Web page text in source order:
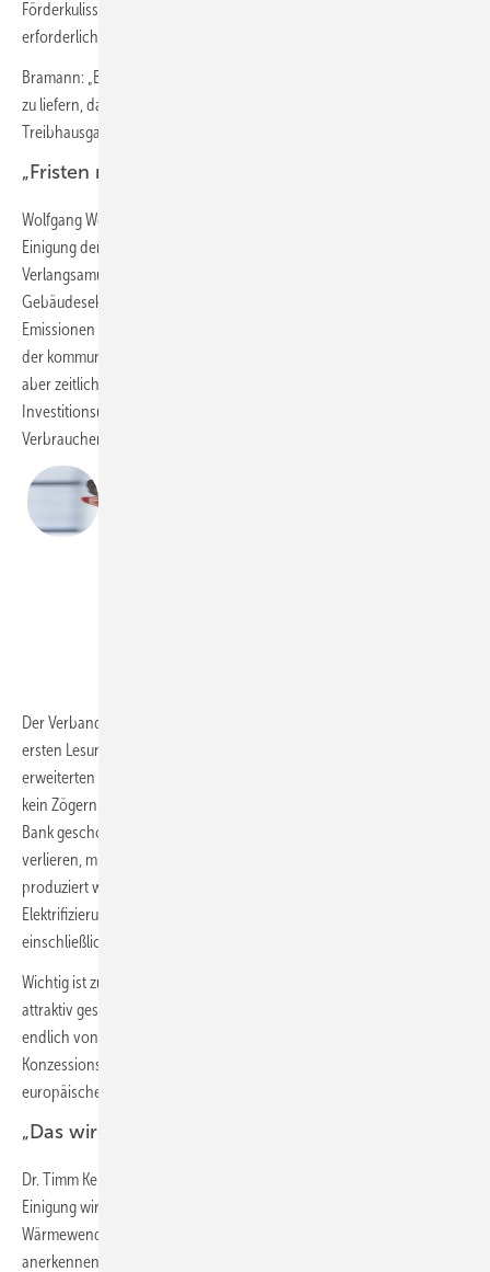
Förderkulisse vor dem Inkrafttreten des GEG, seien hierfür zwingend
erforderlich.
Bramann: „Bundestag und Bundesregierung sind nun gefordert, zügig
zu liefern, damit ein Abriss auf dem Umsetzungsweg der
Treibhausgasneutralität im Gebäudebereich vermieden wird.“
„Fristen nochmals diskutieren“
Wolfgang Weber, Vorsitzender der ZVEI-Geschäftsführung: „Die
Einigung der Ampelkoalition zum GEG bedeutet in erster Linie eine
Verlangsamung der dringend nötigen Wärmewende im
Gebäudesektor – dem Sektor, der immerhin für ein Drittel der CO
Emissionen in Deutschland verantwortlich ist. Die Synchronisierung
der kommunalen Wärmeplanung mit dem GEG ist nachvollziehbar,
aber zeitlich viel zu großzügig bemessen. Die Planungs- und
Investitionsunsicherheiten für Hersteller, Gebäudeeigentümer und
Verbraucherinnen und Verbraucher setzen sich damit fort.
Der Verband der Elektro- und Digitalindustrie fordert deshalb vor der
ersten Lesung im Bundestag, dass insbesondere die erheblich
erweiterten Fristen nochmals diskutiert werden. Klimaschutz duldet
kein Zögern. Die notwendige Wärmewende darf nicht auf die lange
Bank geschoben werden. Um die Klimaziele nicht aus den Augen zu
verlieren, müssen auch Fern- und Nahwärme schneller klimaneutral
produziert werden. Dazu muss der Fokus nochmals mehr auf die
Elektrifizierung auf Basis erneuerbarer Quellen gelegt werden
einschließlich der effizienten Nutzung von Umweltwärme.
Wichtig ist zudem, dass der Umstieg im Wärme- und Gebäudesektor
attraktiv gestaltet wird. Dazu zählt in erster Linie, den Strompreis
endlich von bestehenden Umlagen und Abgaben, wie der
Konzessionsabgabe, zu entlasten und die Stromsteuer auf
europäisches Mindestmaß zu senken.“
„Das wird die Wärmewende beschleunigen“
Dr. Timm Kehler, Vorstand Zukunft Gas: „Auf Basis der jetzt erzielten
Einigung wird ein pragmatischer und wirkungsvoller Start der
Wärmewende möglich. Wir begrüßen, dass die Regierungsfraktionen
anerkennen, welche wichtige Rolle die neuen Gase wie Wasserstoff